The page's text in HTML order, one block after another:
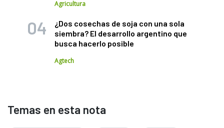
Agricultura
¿Dos cosechas de soja con una sola
siembra? El desarrollo argentino que
busca hacerlo posible
Agtech
Temas en esta nota